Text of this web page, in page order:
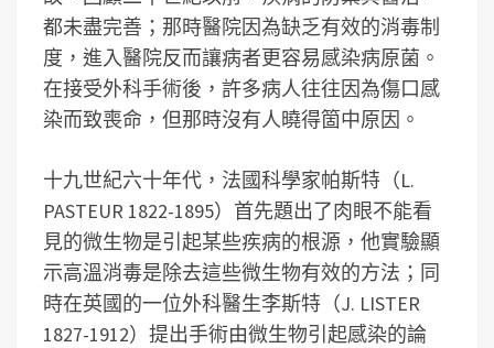
都未盡完善；那時醫院因為缺乏有效的消毒制
度，進入醫院反而讓病者更容易感染病原菌。
在接受外科手術後，許多病人往往因為傷口感
染而致喪命，但那時沒有人曉得箇中原因。
十九世紀六十年代，法國科學家帕斯特（L.
PASTEUR 1822-1895）首先題出了肉眼不能看
見的微生物是引起某些疾病的根源，他實驗顯
示高溫消毒是除去這些微生物有效的方法；同
時在英國的一位外科醫生李斯特（J. LISTER
1827-1912）提出手術由微生物引起感染的論